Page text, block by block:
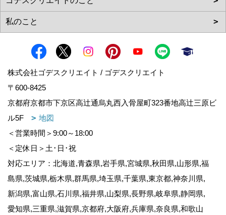
株式会社ゴデスクリエイト / ゴデスクリエイト
〒600-8425
京都府京都市下京区高辻通烏丸西入骨屋町323番地高辻三原ビ
ル5F
地図
＜営業時間＞9:00～18:00
＜定休日＞土･日･祝
対応エリア：北海道,青森県,岩手県,宮城県,秋田県,山形県,福
島県,茨城県,栃木県,群馬県,埼玉県,千葉県,東京都,神奈川県,
新潟県,富山県,石川県,福井県,山梨県,長野県,岐阜県,静岡県,
愛知県,三重県,滋賀県,京都府,大阪府,兵庫県,奈良県,和歌山